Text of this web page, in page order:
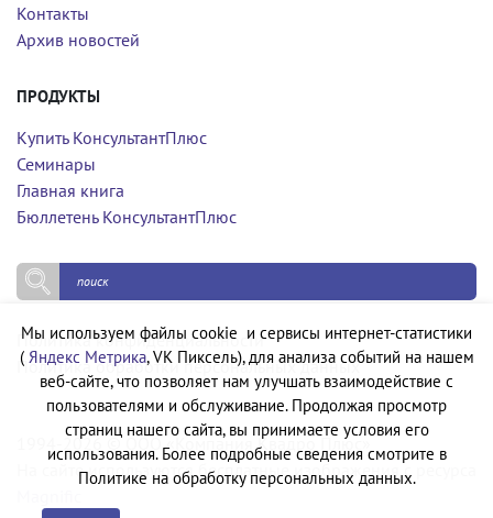
Контакты
Архив новостей
ПРОДУКТЫ
Купить КонсультантПлюс
Семинары
Главная книга
Бюллетень КонсультантПлюс
Политика конфиденциальности
Политика обработки персональных данных
1994-2026 © ООО «Компания Квадро Плюс»
На сайте используются бесплатные изображения с ресурса
Мы используем файлы cookie и сервисы интернет-статистики
( Яндекс Метрика, VK Пиксель), для анализа событий на нашем
веб-сайте, что позволяет нам улучшать взаимодействие с
пользователями и обслуживание. Продолжая просмотр
страниц нашего сайта, вы принимаете условия его
использования. Более подробные сведения смотрите в
Политике на обработку персональных данных.